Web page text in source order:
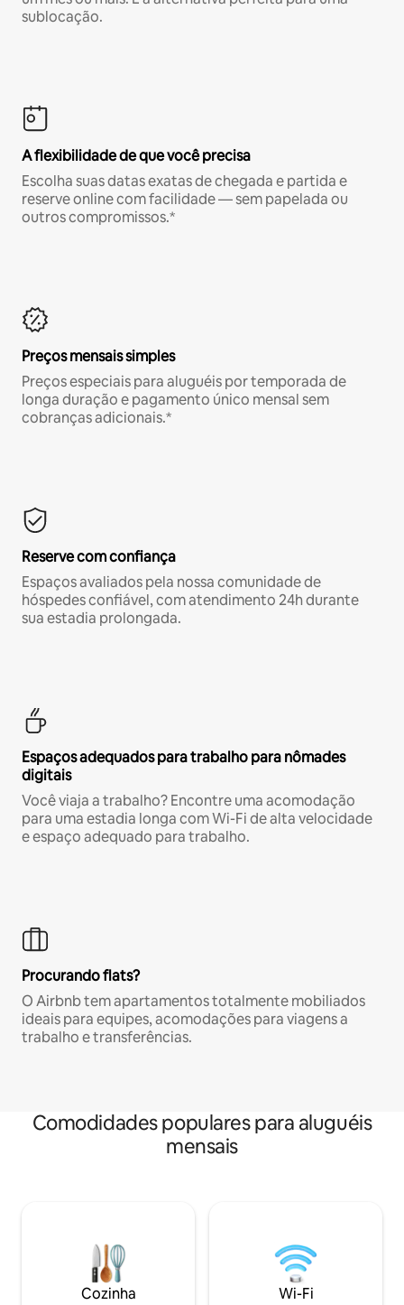
sublocação.
A flexibilidade de que você precisa
Escolha suas datas exatas de chegada e partida e
reserve online com facilidade — sem papelada ou
outros compromissos.*
Preços mensais simples
Preços especiais para aluguéis por temporada de
longa duração e pagamento único mensal sem
cobranças adicionais.*
Reserve com confiança
Espaços avaliados pela nossa comunidade de
hóspedes confiável, com atendimento 24h durante
sua estadia prolongada.
Espaços adequados para trabalho para nômades
digitais
Você viaja a trabalho? Encontre uma acomodação
para uma estadia longa com Wi-Fi de alta velocidade
e espaço adequado para trabalho.
Procurando flats?
O Airbnb tem apartamentos totalmente mobiliados
ideais para equipes, acomodações para viagens a
trabalho e transferências.
Comodidades populares para aluguéis
mensais
Cozinha Wi-Fi